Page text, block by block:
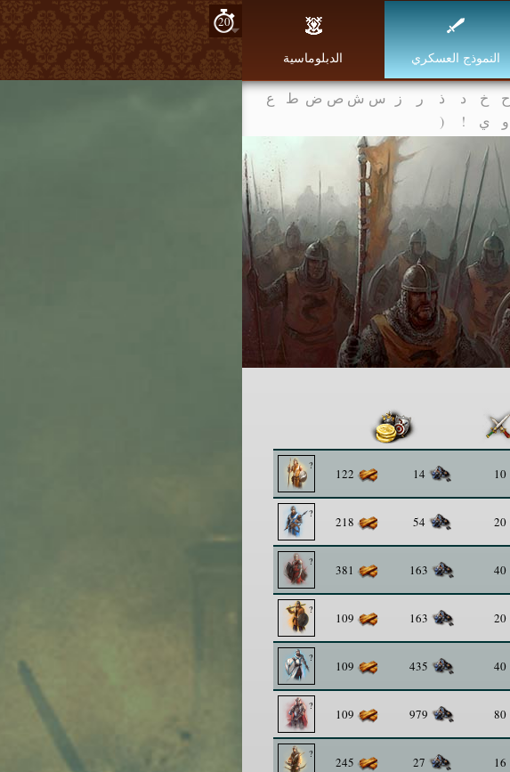
20
النموذج العسكري الدبلوماسية
ح خ د ذ ر ز س ش ص ض ط
ع
و ي !
(
122 14 10
218 54 20
381 163 40
109 163 20
109 435 40
109 979 80
245 27 16